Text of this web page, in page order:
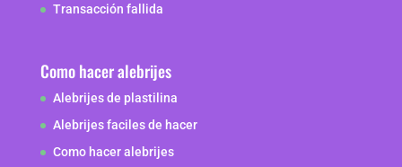
Transacción fallida
Como hacer alebrijes
Alebrijes de plastilina
Alebrijes faciles de hacer
Como hacer alebrijes